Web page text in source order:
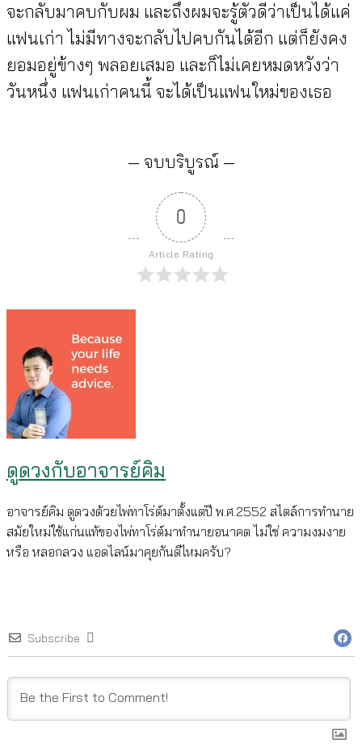
จะกลับมาคบกับผม และถึงผมจะรู้ตัวดีว่าเป็นได้แค่
แฟนเก่า ไม่มีทางจะกลับไปคบกันได้อีก แต่ก็ยังคง
ยอมอยู่ข้างๆ พลอยเสมอ และก็ไม่เคยหมดหวังว่า
วันหนึ่ง แฟนเก่าคนนี้ จะได้เป็นแฟนใหม่ของเธอ
— จบบริบูรณ์ —
0
Article Rating
ดูดวงกับอาจารย์คิม
อาจารย์คิม ดูดวงด้วยไพ่ทาโร่ต์มาตั้งแต่ปี พ.ศ.2552 สไตล์การทำนาย
สมัยใหม่ใช้แก่นแท้ของไพ่ทาโร่ต์มาทำนายอนาคต ไม่ใช่ ความงมงาย
หรือ หลอกลวง แอดไลน์มาคุยกันดีไหมครับ?
Subscribe